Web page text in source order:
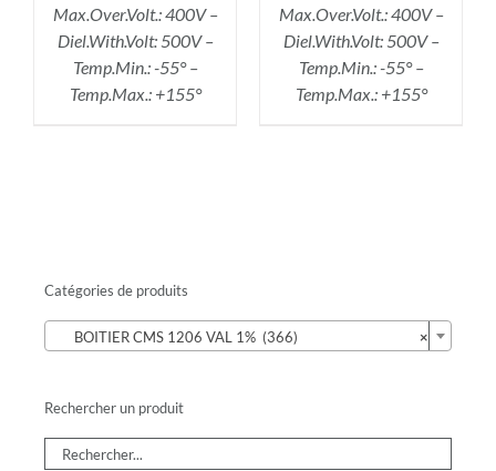
Max.Over.Volt.: 400V –
Diel.With.Volt: 500V –
Temp.Min.: -55° –
Temp.Max.: +155°
Max.Over.Volt.: 400V –
Diel.With.Volt: 500V –
Temp.Min.: -55° –
Temp.Max.: +155°
Catégories de produits
×
BOITIER CMS 1206 VAL 1% (366)
Rechercher un produit